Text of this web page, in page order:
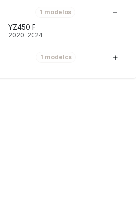
1 modelos
YZ450 F
2020–2024
1 modelos